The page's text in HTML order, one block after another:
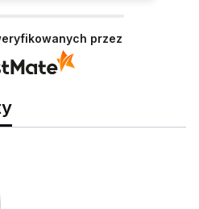
szczęśliwi, że mamy
obsługa
przez